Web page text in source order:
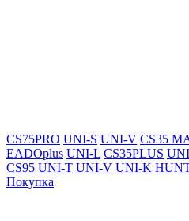
CS75PRO UNI-S UNI-V CS35
EADOplus UNI-L CS35PLUS
CS95 UNI-T UNI-V UNI-K
Покупка